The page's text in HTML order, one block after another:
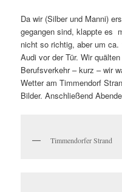
Da wir (Silber und Manni)
gegangen sind, klappte es
nicht so richtig, aber um
Audi vor der Tür. Wir
Berufsverkehr – kurz – wir
Wetter am Timmendorf
Bilder. Anschließend
Timmendorfer Strand